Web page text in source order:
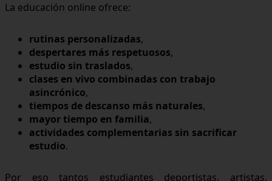
La educación online ofrece:
rutinas personalizadas,
despertares más respetuosos,
estudio sin traslados,
clases en vivo combinadas con trabajo
asincrónico,
tiempos de descanso más naturales,
mayor tiempo en familia,
actividades complementarias sin sacrificar
estudio.
Por eso tantos estudiantes deportistas, artistas,